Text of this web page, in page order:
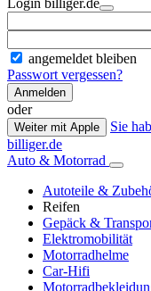
Login billiger.de
angemeldet bleiben
Passwort vergessen?
Anmelden
oder
Weiter mit Apple
Sie
billiger.de
Auto & Motorrad
Autoteile &
Reifen
Gepäck &
Elektromobilität
Motorradhelme
Car-Hifi